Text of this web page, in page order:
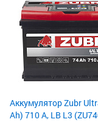
Аккумулятор Zubr
Ah) 710 А, LB L3